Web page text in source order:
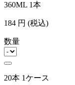
360ML 1本
184 円 (税込)
数量
20本 1ケース